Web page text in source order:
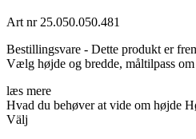
Art nr 25.050.050.481
Bestillingsvare - Dette produkt er
Vælg højde og bredde, måltilpass
læs mere
Hvad du behøver at vide om højde
Välj